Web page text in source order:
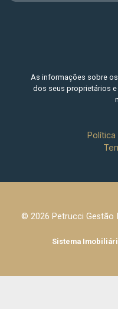
As informações sobre
dos seus proprietários
© 2026 Petrucci Gestão
Sistema